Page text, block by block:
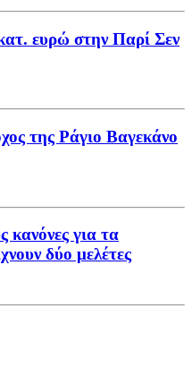
ευρώ στην Παρί Σεν
της Ράγιο Βαγεκάνο
κανόνες για τα
δύο μελέτες